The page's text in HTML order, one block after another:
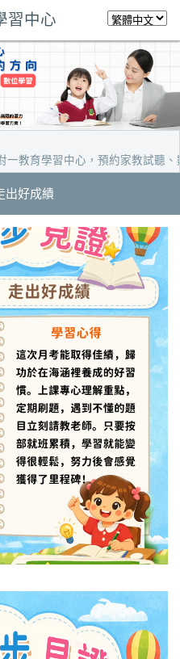
習中心
一教育學習中心，預約家教試聽、
出好成績